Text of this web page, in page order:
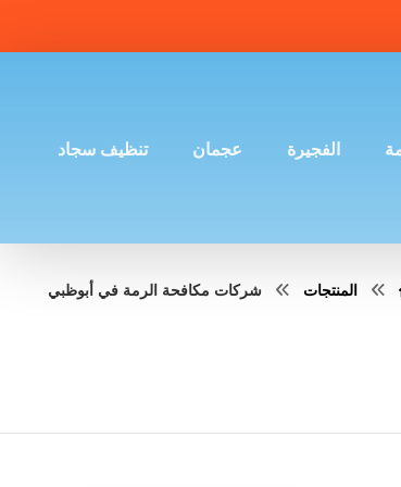
الفجيرة عجمان تنظيف سجاد
المنتجات شركات مكافحة الرمة في أبوظبي